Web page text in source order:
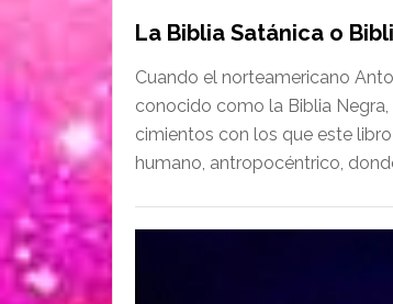
La Biblia Satánica o
Cuando el norteamericano
conocido como la Biblia
cimientos con los que este
humano, antropocéntrico,